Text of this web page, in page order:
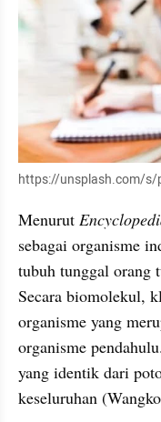
https://unsplash.com/
Menurut
sebagai organisme
tubuh tunggal orang
Secara biomolekul,
organisme yang
organisme pendahulu.
yang identik dari
keseluruhan